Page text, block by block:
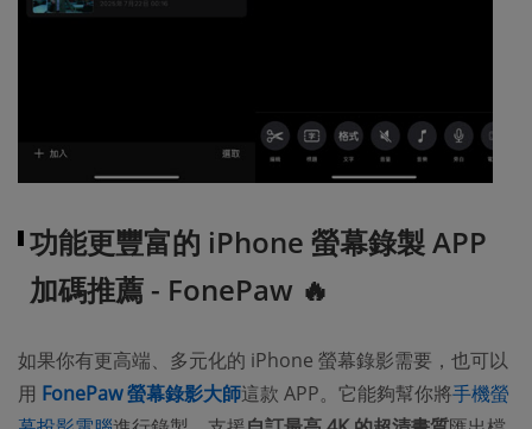
功能更豐富的 iPhone 螢幕錄製 APP
加碼推薦 - FonePaw 🔥
如果你有更高端、多元化的 iPhone 螢幕錄影需要，也可以
用 FonePaw 螢幕錄影大師這款 APP。它能夠幫你將手機螢